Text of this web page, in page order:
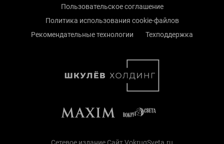
Пользовательское соглашение
Политика использования cookie-файлов
Рекомендательные технологии
Техподдержка
Сетевое издание Сайт VokrugSveta.ru